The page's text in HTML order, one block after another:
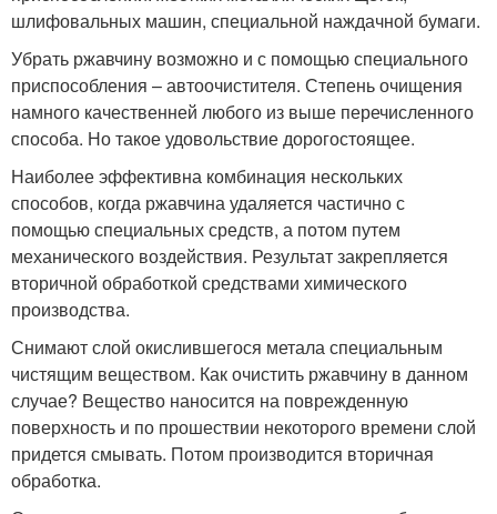
шлифовальных машин, специальной наждачной бумаги.
Убрать ржавчину возможно и с помощью специального
приспособления – автоочистителя. Степень очищения
намного качественней любого из выше перечисленного
способа. Но такое удовольствие дорогостоящее.
Наиболее эффективна комбинация нескольких
способов, когда ржавчина удаляется частично с
помощью специальных средств, а потом путем
механического воздействия. Результат закрепляется
вторичной обработкой средствами химического
производства.
Снимают слой окислившегося метала специальным
чистящим веществом. Как очистить ржавчину в данном
случае? Вещество наносится на поврежденную
поверхность и по прошествии некоторого времени слой
придется смывать. Потом производится вторичная
обработка.